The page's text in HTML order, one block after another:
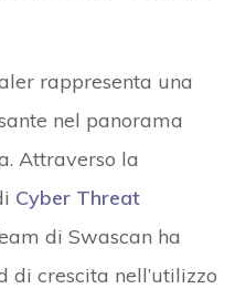
rappresenta una
nel panorama
Attraverso la
Cyber Threat
di Swascan ha
di crescita nell’utilizzo